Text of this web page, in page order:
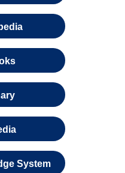
System